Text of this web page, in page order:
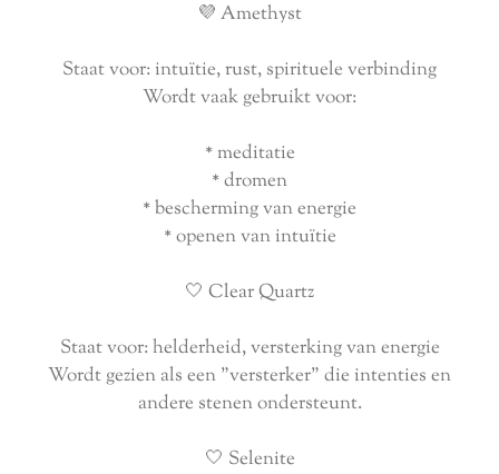
💜 Amethyst
Staat voor: intuïtie, rust, spirituele verbinding
Wordt vaak gebruikt voor:
* meditatie
* dromen
* bescherming van energie
* openen van intuïtie
🤍 Clear Quartz
Staat voor: helderheid, versterking van energie
Wordt gezien als een "versterker" die intenties en
andere stenen ondersteunt.
🤍 Selenite